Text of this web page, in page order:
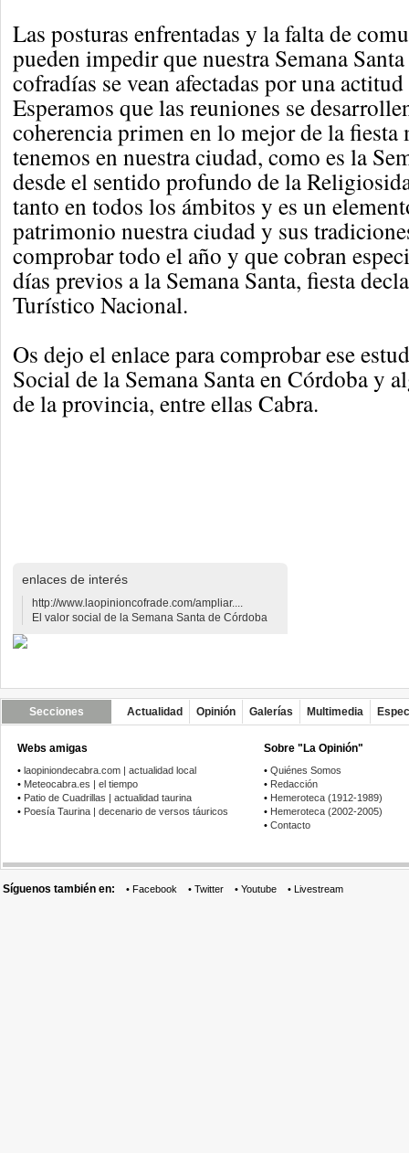
Las posturas enfrentadas y la falta de
pueden impedir que nuestra Semana
cofradías se vean afectadas por una
Esperamos que las reuniones se
coherencia primen en lo mejor de la fiesta
tenemos en nuestra ciudad, como es la
desde el sentido profundo de la
tanto en todos los ámbitos y es un
patrimonio nuestra ciudad y sus
comprobar todo el año y que cobran
días previos a la Semana Santa, fiesta
Turístico Nacional.
Os dejo el enlace para comprobar ese
Social de la Semana Santa en Córdoba y
de la provincia, entre ellas Cabra.
enlaces de interés
http://www.laopinioncofrade.com/ampliar....
El valor social de la Semana Santa de Córdoba
Secciones Actualidad Opinión Galerías Multimedia
Webs amigas
• laopiniondecabra.com | actualidad local
• Meteocabra.es | el tiempo
• Patio de Cuadrillas | actualidad taurina
• Poesía Taurina | decenario de versos táuricos
Sobre "La Opinión"
• Quiénes Somos
• Redacción
• Hemeroteca (1912-1989)
• Hemeroteca (2002-2005)
• Contacto
Síguenos también en: • Facebook • Twitter • Youtube • Livestream